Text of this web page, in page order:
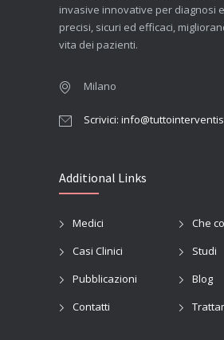
invasive innovative per diagnosi
precisi, sicuri ed efficaci,
vita dei pazienti.
Milano
Scrivici:
Additional Links
Medici
Che
Casi Clinici
Studi
Pubblicazioni
Blog
Contatti